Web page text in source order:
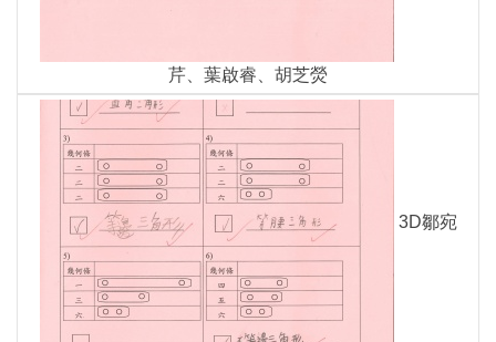
芹、葉啟睿、胡芝熒
3D鄒宛